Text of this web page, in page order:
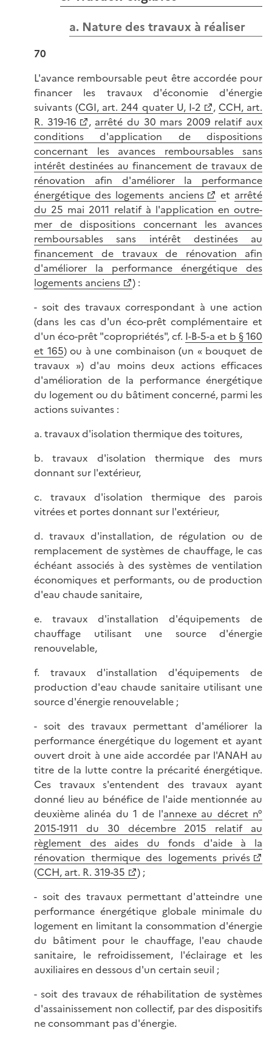
a. Nature des travaux à réaliser
70
L'avance remboursable peut être accordée pour
financer les travaux d'économie d'énergie
suivants (CGI, art. 244 quater U, I-2 , CCH, art.
R. 319-16
, arrêté du 30 mars 2009 relatif aux
conditions d'application de dispositions
concernant les avances remboursables sans
intérêt destinées au financement de travaux de
rénovation afin d'améliorer la performance
énergétique des logements anciens
et arrêté
du 25 mai 2011 relatif à l'application en outre-
mer de dispositions concernant les avances
remboursables sans intérêt destinées au
financement de travaux de rénovation afin
d'améliorer la performance énergétique des
logements anciens
) :
- soit des travaux correspondant à une action
(dans les cas d'un éco-prêt complémentaire et
d'un éco-prêt "copropriétés", cf. I-B-5-a et b § 160
et 165) ou à une combinaison (un « bouquet de
travaux ») d'au moins deux actions efficaces
d'amélioration de la performance énergétique
du logement ou du bâtiment concerné, parmi les
actions suivantes :
a. travaux d'isolation thermique des toitures,
b. travaux d'isolation thermique des murs
donnant sur l'extérieur,
c. travaux d'isolation thermique des parois
vitrées et portes donnant sur l'extérieur,
d. travaux d'installation, de régulation ou de
remplacement de systèmes de chauffage, le cas
échéant associés à des systèmes de ventilation
économiques et performants, ou de production
d'eau chaude sanitaire,
e. travaux d'installation d'équipements de
chauffage utilisant une source d'énergie
renouvelable,
f. travaux d'installation d'équipements de
production d'eau chaude sanitaire utilisant une
source d'énergie renouvelable ;
- soit des travaux permettant d'améliorer la
performance énergétique du logement et ayant
ouvert droit à une aide accordée par l'ANAH au
titre de la lutte contre la précarité énergétique.
Ces travaux s'entendent des travaux ayant
donné lieu au bénéfice de l'aide mentionnée au
deuxième alinéa du 1 de l'annexe au décret n°
2015-1911 du 30 décembre 2015 relatif au
règlement des aides du fonds d'aide à la
rénovation thermique des logements privés
(CCH, art. R. 319-35
) ;
- soit des travaux permettant d'atteindre une
performance énergétique globale minimale du
logement en limitant la consommation d'énergie
du bâtiment pour le chauffage, l'eau chaude
sanitaire, le refroidissement, l'éclairage et les
auxiliaires en dessous d'un certain seuil ;
- soit des travaux de réhabilitation de systèmes
d'assainissement non collectif, par des dispositifs
ne consommant pas d'énergie.